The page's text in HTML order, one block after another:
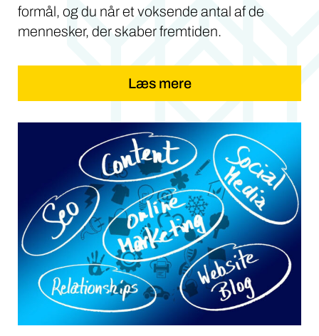
formål, og du når et voksende antal af de
mennesker, der skaber fremtiden.
Læs mere